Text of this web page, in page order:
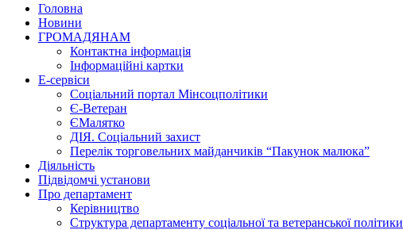
Головна
Новини
ГРОМАДЯНАМ
Контактна інформація
Інформаційні картки
Е-сервіси
Соціальний портал Мінсоцполітики
Є-Ветеран
ЄМалятко
ДІЯ. Соціальний захист
Перелік торговельних майданчиків “Пакунок малюка”
Діяльність
Підвідомчі установи
Про департамент
Керівництво
Структура департаменту соціальної та ветеранської політики